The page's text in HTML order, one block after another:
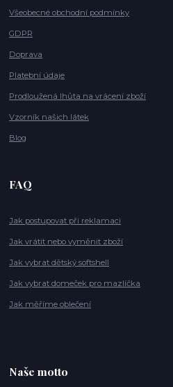
Všeobecné obchodní podmínky
GDPR
Doprava
Platební údaje
Prodloužená lhůta na vrácení zboží
Vzorník našich látek
Blog
FAQ
Jak postupovat při reklamaci
Jak vrátit nebo vyměnit zboží
Jak vybrat dětský softshell
Jak vybrat domeček pro mazlíčka
Jak měříme oblečení
Naše motto